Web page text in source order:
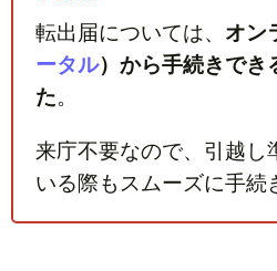
転出届については、 オン
ータル）から手続きでき
た。
来庁不要なので、引越し
いる際もスムーズに手続